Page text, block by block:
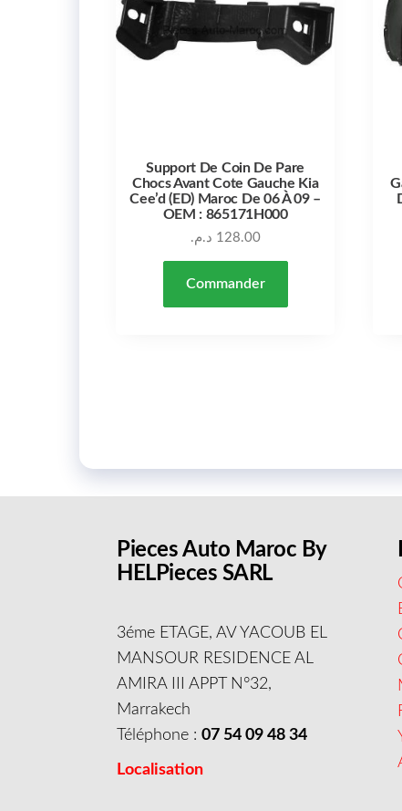
Support De Coin De Pare
Chocs Avant Cote Gauche Kia
Cee’d (ED) Maroc De 06 À 09 –
OEM : 865171H000
128.00 د.م.
Commander
Pieces Auto Maroc By
HELPieces SARL
3éme ETAGE, AV YACOUB EL
MANSOUR RESIDENCE AL
AMIRA III APPT N°32,
Marrakech
Téléphone :07 54 09 48 34
Localisation